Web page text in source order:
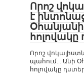
Որոշ
է
Օհանյանի
Որոշ
պահում… Անի
հոլովակը